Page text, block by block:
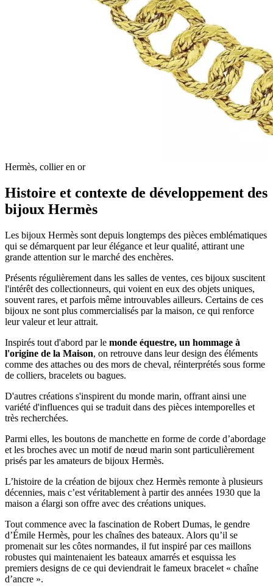
Hermès, collier en or
Histoire et contexte de développement des
bijoux Hermès
Les bijoux Hermès sont depuis longtemps des pièces emblématiques
qui se démarquent par leur élégance et leur qualité, attirant une
grande attention sur le marché des enchères.
Présents régulièrement dans les salles de ventes, ces bijoux suscitent
l'intérêt des collectionneurs, qui voient en eux des objets uniques,
souvent rares, et parfois même introuvables ailleurs. Certains de ces
bijoux ne sont plus commercialisés par la maison, ce qui renforce
leur valeur et leur attrait.
Inspirés tout d'abord par le monde équestre, un hommage à
l'origine de la Maison, on retrouve dans leur design des éléments
comme des attaches ou des mors de cheval, réinterprétés sous forme
de colliers, bracelets ou bagues.
D'autres créations s'inspirent du monde marin, offrant ainsi une
variété d'influences qui se traduit dans des pièces intemporelles et
très recherchées.
Parmi elles, les boutons de manchette en forme de corde d’abordage
et les broches avec un motif de nœud marin sont particulièrement
prisés par les amateurs de bijoux Hermès.
L’histoire de la création de bijoux chez Hermès remonte à plusieurs
décennies, mais c’est véritablement à partir des années 1930 que la
maison a élargi son offre avec des créations uniques.
Tout commence avec la fascination de Robert Dumas, le gendre
d’Émile Hermès, pour les chaînes des bateaux. Alors qu’il se
promenait sur les côtes normandes, il fut inspiré par ces maillons
robustes qui maintenaient les bateaux amarrés et esquissa les
premiers designs de ce qui deviendrait le fameux bracelet « chaîne
d’ancre ».